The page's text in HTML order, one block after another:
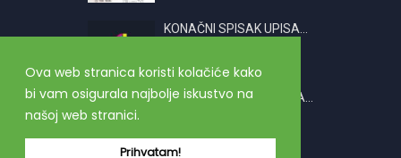
Ova web stranica koristi kolačiće kako
bi vam osigurala najbolje iskustvo na
našoj web stranici.
Prihvatam!
KONAČNI SPISAK UPISA…
OBAVJEŠTENJE O PRIJA…